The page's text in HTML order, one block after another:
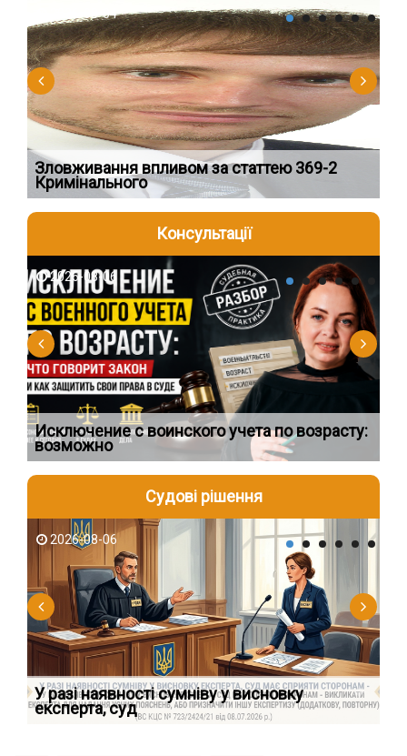
2026-08-04
Зловживання впливом за статтею 369-2
Кримінального
Консультації
2026-08-06
Исключение с воинского учета по возрасту:
возможно
Судові рішення
2026-08-06
У разі наявності сумніву у висновку
експерта, суд